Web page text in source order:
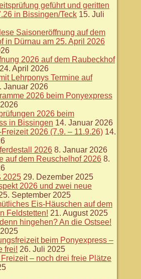
geführt und geritten
in Bissingen/Teck 15. Juli
Saisoneröffnung auf dem
in Dürnau am 25. April 2026
2026 auf dem Raubeckhof
24. April 2026
Lehrponys Termine auf
Januar 2026
2026 beim Ponyexpress
2026 beim
in Bissingen 14. Januar 2026
2026 (7.9. – 11.9.26) 14.
2026 8. Januar 2026
auf dem Reuschelhof 2026 8.
2025 29. Dezember 2025
2026 und zwei neue
September 2025
Eis-Häuschen auf dem
Feldstetten! 21. August 2025
hingehen? An die Ostsee!
beim Ponyexpress –
frei! 26. Juli 2025
– noch drei freie Plätze